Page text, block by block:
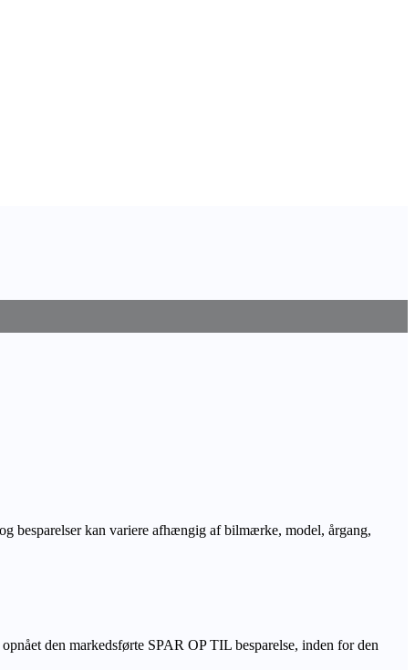
besparelser kan variere afhængig af bilmærke, model, årgang,
den markedsførte SPAR OP TIL besparelse, inden for den